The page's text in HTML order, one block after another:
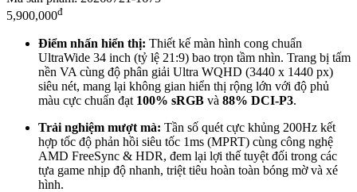
5,900,000đ
Điểm nhấn hiển thị: Thiết kế màn hình cong chuẩn
UltraWide 34 inch (tỷ lệ 21:9) bao trọn tầm nhìn. Trang bị tấm
nền VA cùng độ phân giải Ultra WQHD (3440 x 1440 px)
siêu nét, mang lại không gian hiển thị rộng lớn với độ phủ
màu cực chuẩn đạt 100% sRGB và 88% DCI-P3.
Trải nghiệm mượt mà: Tần số quét cực khủng 200Hz kết
hợp tốc độ phản hồi siêu tốc 1ms (MPRT) cùng công nghệ
AMD FreeSync & HDR, đem lại lợi thế tuyệt đối trong các
tựa game nhịp độ nhanh, triệt tiêu hoàn toàn bóng mờ và xé
hình.